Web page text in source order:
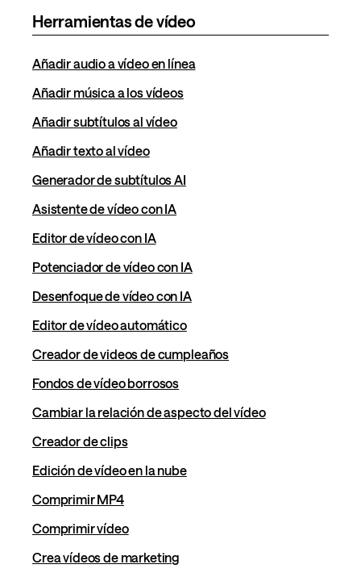
Herramientas de vídeo
Añadir audio a vídeo en línea
Añadir música a los vídeos
Añadir subtítulos al vídeo
Añadir texto al vídeo
Generador de subtítulos AI
Asistente de vídeo con IA
Editor de vídeo con IA
Potenciador de vídeo con IA
Desenfoque de vídeo con IA
Editor de vídeo automático
Creador de videos de cumpleaños
Fondos de vídeo borrosos
Cambiar la relación de aspecto del vídeo
Creador de clips
Edición de vídeo en la nube
Comprimir MP4
Comprimir vídeo
Crea vídeos de marketing